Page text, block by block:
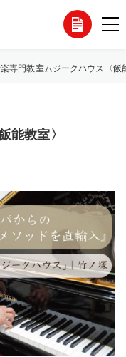
各
わ
専門教室ムジークハウス〈飯
能教室〉